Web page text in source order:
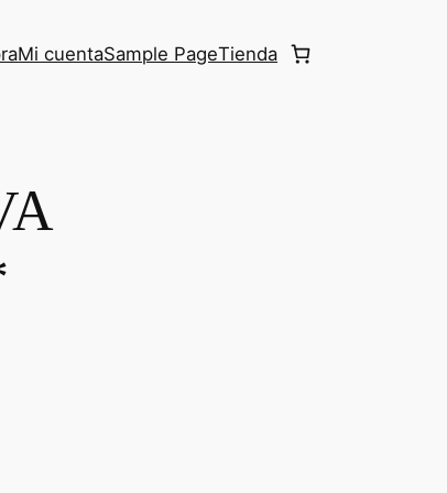
Mi cuentaSample PageTienda